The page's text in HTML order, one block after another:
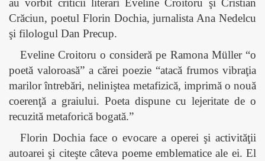
au vorbit criticii literari Eveline Croitoru şi Cristian
Crăciun, poetul Florin Dochia, jurnalista Ana Nedelcu
şi filologul Dan Precup.
Eveline Croitoru o consideră pe Ramona Müller“o
poetă valoroasă” a cărei poezie “atacă frumos vibraţia
marilor întrebări, neliniştea metafizică, imprimă o nouă
coerenţă a graiului. Poeta dispune cu lejeritate de o
recuzită metaforică bogată.”
Florin Dochia face o evocare a operei şi activităţii
autoarei şi citeşte câteva poeme emblematice ale ei. El